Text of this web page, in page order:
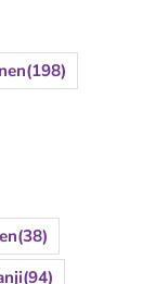
(198)
(38)
(94)